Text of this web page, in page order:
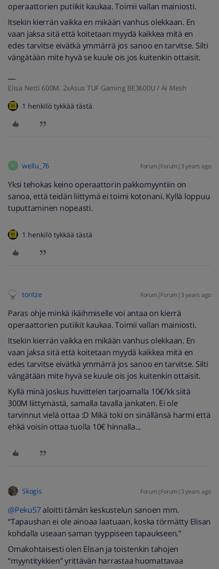
operaattorien putiikit kaukaa. Toimii vallan mainiosti.
Itsekin kierrän vaikka en mikään vanhus olekkaan. En
vaan jaksa sitä että koitetaan myydä kaikkea mitä en
edes tarvitse eivätkä ymmärrä jos sanoo en tarvitse. Silti
vängätään mite hyvä se kuule ois jos kuitenkin ottaisit.
Elisa Netti 600M. 2xAsus TUF Gaming BE3600U / Ai Mesh
1 henkilö tykkää tästä
W wellu_76 Forum|Forum|3 years ago
Yksi tehokas keino operaattorin pakkomyyntiin on
sanoa, että teidän liittymä ei toimi kotonani. Kyllä loppuu
tuputtaminen nopeasti.
1 henkilö tykkää tästä
tontze Forum|Forum|3 years ago
Paras ohje minkä ikäihmiselle voi antaa on kierrä
operaattorien putiikit kaukaa. Toimii vallan mainiosti.
Itsekin kierrän vaikka en mikään vanhus olekkaan. En
vaan jaksa sitä että koitetaan myydä kaikkea mitä en
edes tarvitse eivätkä ymmärrä jos sanoo en tarvitse. Silti
vängätään mite hyvä se kuule ois jos kuitenkin ottaisit.
Kyllä minä joskus huvittelen tarjoamalla 10€/kk siitä
300M liittymästä, samalla tavalla jankaten. Ei ole
tarvinnut vielä ottaa :D Mikä toki on sinällänsä harmi että
ehkä voisin ottaa tuolla 10€ hinnalla...
Skogis Forum|Forum|3 years ago
@Peku57aloitti tämän keskustelun sanoen mm.
“Tapaushan ei ole ainoaa laatuaan, koska törmätty Elisan
kohdalla useaan saman tyyppiseen tapaukseen.”
Omakohtaisesti olen Elisan ja toistenkin tahojen
“myyntitykkien” yrittävän harrastaa huomattavaa